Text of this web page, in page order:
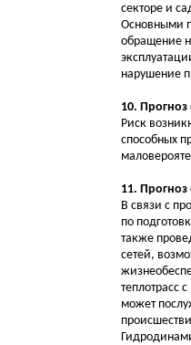
секторе и
Основными
обращение
нарушение
10. Прогноз
Риск
способных
11.
В связи с
по
также
сетей,
теплотрасс
может